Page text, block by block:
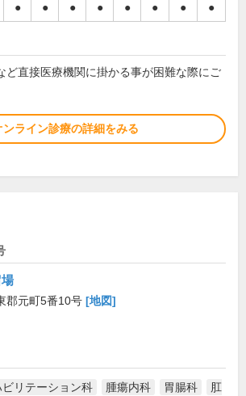
● ● ● ● ● ● ● ●
ど直接医療機関に掛かる事が困難な際にご
ンライン診療の詳細をみる
郡元町5番10号 [地図]
ビリテーション科 腫瘍内科 胃腸科
肛